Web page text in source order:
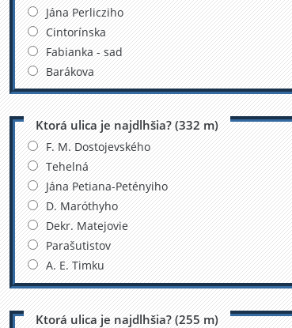
Jána Perlicziho
Cintorínska
Fabianka - sad
Barákova
Ktorá ulica je najdlhšia? (332 m)
F. M. Dostojevského
Tehelná
Jána Petiana-Petényiho
D. Maróthyho
Dekr. Matejovie
Parašutistov
A. E. Timku
Ktorá ulica je najdlhšia? (255 m)